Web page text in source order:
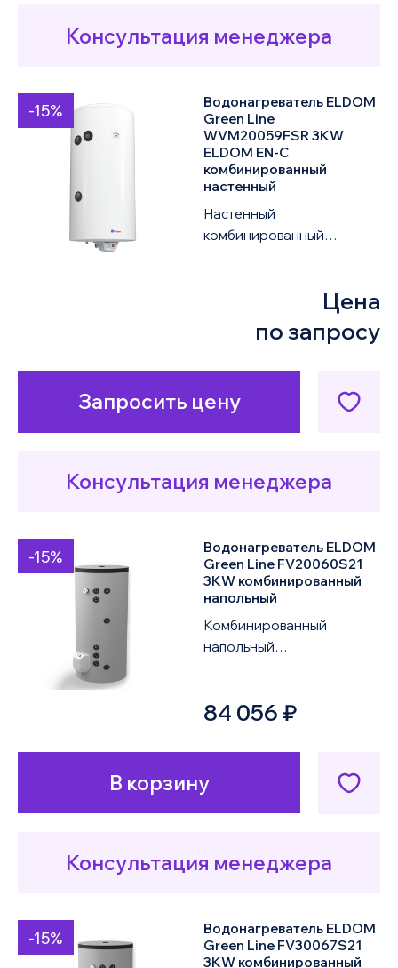
Консультация менеджера
-15%
Водонагреватель ELDOM
Green Line
WVM20059FSR 3KW
ELDOM EN-C
комбинированный
настенный
Настенный
комбинированный
объемом 200 литровЦена
по запросу
Запросить цену
Консультация менеджера
-15%
Водонагреватель ELDOM
Green Line FV20060S21
3KW комбинированный
напольный
Комбинированный
напольный
3KW объемом 200 литров
84 056 ₽
В корзину
Консультация менеджера
-15%
Водонагреватель ELDOM
Green Line FV30067S21
3KW комбинированный